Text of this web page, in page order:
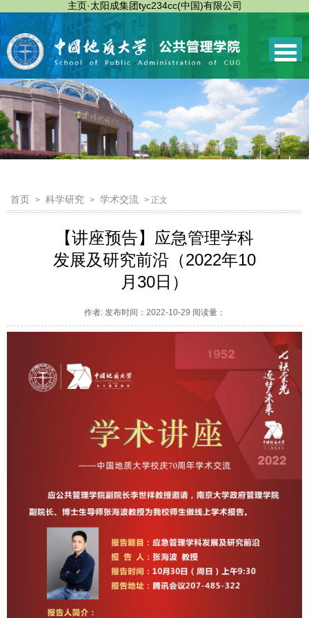
主页·太阳成集团tyc234cc(中国)有限公司
首页 > 科学研究 > 学术交流 > 正文
【讲座预告】应急管理学科
发展及研究前沿（2022年10
月30日）
作者: 发布时间：2022-10-29 阅读量：